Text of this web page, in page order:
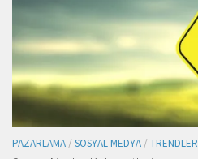
PAZARLAMA/ SOSYAL MEDYA/ TRENDLER